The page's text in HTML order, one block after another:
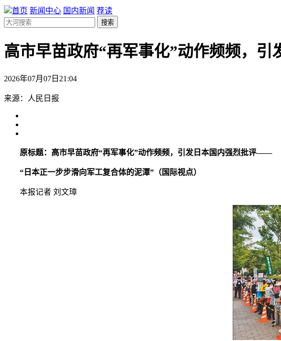
首页 新闻中心 国内新闻 荐读
搜索
高市早苗政府“再军事化”动作频频，引
2026年07月07日21:04
来源：​人民日报
原标题：高市早苗政府“再军事化”动作频频，引发日本国内强烈批评——
“日本正一步步滑向军工复合体的泥潭”（国际视点）
本报记者 刘文璋